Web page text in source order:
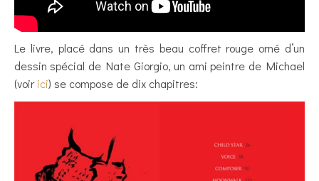
Le livre, placé dans un très beau coffret rouge orné d’un
dessin spécial de Nate Giorgio, un ami peintre de Michael
(voirici) se compose de dix chapitres: